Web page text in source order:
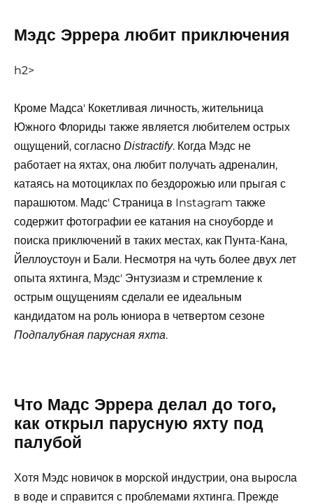
Мэдс Эррера любит приключения
h2>
Кроме Мадса' Кокетливая личность, жительница
Южного Флориды также является любителем острых
ощущений, согласно Distractify. Когда Мэдс не
работает на яхтах, она любит получать адреналин,
катаясь на мотоциклах по бездорожью или прыгая с
парашютом. Мадс' Страница в Instagram также
содержит фотографии ее катания на сноуборде и
поиска приключений в таких местах, как Пунта-Кана,
Йеллоустоун и Бали. Несмотря на чуть более двух лет
опыта яхтинга, Мэдс' Энтузиазм и стремление к
острым ощущениям сделали ее идеальным
кандидатом на роль юниора в четвертом сезоне
Подпалубная парусная яхта.
Что Мадс Эррера делал до того,
как открыл парусную яхту под
палубой
Хотя Мэдс новичок в морской индустрии, она выросла
в воде и справится с проблемами яхтинга. Прежде